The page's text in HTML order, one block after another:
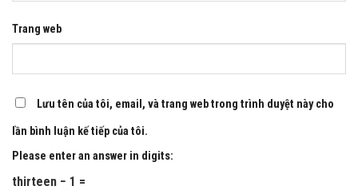
Trang web
Lưu tên của tôi, email, và trang web trong trình duyệt này cho
lần bình luận kế tiếp của tôi.
Please enter an answer in digits:
thirteen − 1 =